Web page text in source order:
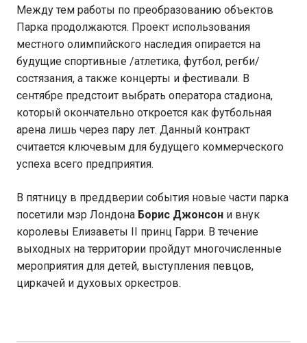
Между тем работы по преобразованию объектов
Парка продолжаются. Проект использования
местного олимпийского наследия опирается на
будущие спортивные /атлетика, футбол, регби/
состязания, а также концерты и фестивали. В
сентябре предстоит выбрать оператора стадиона,
который окончательно откроется как футбольная
арена лишь через пару лет. Данный контракт
считается ключевым для будущего коммерческого
успеха всего предприятия.
В пятницу в преддверии события новые части парка
посетили мэр Лондона Борис Джонсон и внук
королевы Елизаветы II принц Гарри. В течение
выходных на территории пройдут многочисленные
мероприятия для детей, выступления певцов,
циркачей и духовых оркестров.